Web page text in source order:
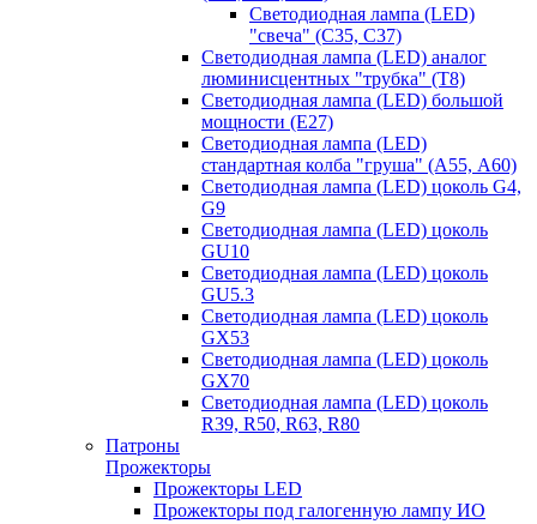
Светодиодная лампа (LED)
"свеча" (С35, С37)
Светодиодная лампа (LED) аналог
люминисцентных "трубка" (T8)
Светодиодная лампа (LED) большой
мощности (Е27)
Светодиодная лампа (LED)
стандартная колба "груша" (А55, А60)
Светодиодная лампа (LED) цоколь G4,
G9
Светодиодная лампа (LED) цоколь
GU10
Светодиодная лампа (LED) цоколь
GU5.3
Светодиодная лампа (LED) цоколь
GX53
Светодиодная лампа (LED) цоколь
GX70
Светодиодная лампа (LED) цоколь
R39, R50, R63, R80
Патроны
Прожекторы
Прожекторы LED
Прожекторы под галогенную лампу ИО